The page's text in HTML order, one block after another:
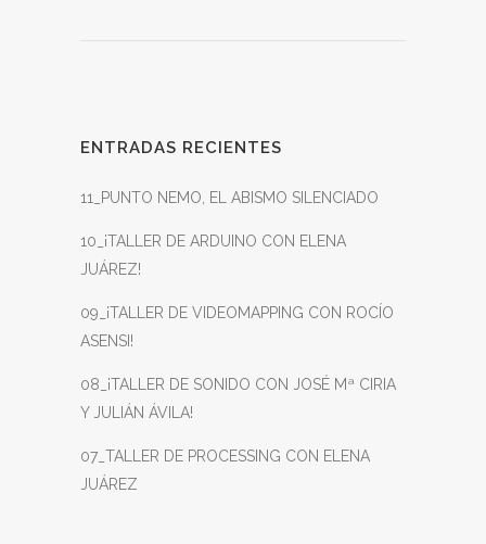
ENTRADAS RECIENTES
11_PUNTO NEMO, EL ABISMO SILENCIADO
10_¡TALLER DE ARDUINO CON ELENA
JUÁREZ!
09_¡TALLER DE VIDEOMAPPING CON ROCÍO
ASENSI!
08_¡TALLER DE SONIDO CON JOSÉ Mª CIRIA
Y JULIÁN ÁVILA!
07_TALLER DE PROCESSING CON ELENA
JUÁREZ